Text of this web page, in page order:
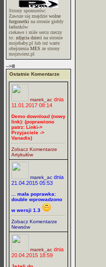
Strony sponsorów:
Zawsze się znajdzie wolne
furgonetki na stronie giełdy
ładunków
ciekawe i miłe sercu rzeczy
to: zdjęcia dzieci na stronie
mojebaby.pl lub też warte
obejrzenia MES ze strony
mojzwierz.pl
-->lll
Ostatnie Komentarze
marek_ac dnia
11.01.2017 08:14
Demo download (nowy
link): (poprawiono
patrz: Linki->
Przyjaciele ->
Vanadis)
Zobacz Komentarze
Artykułów
marek_ac dnia
21.04.2015 05:53
... mała poprawka:
double wprowadzono
w wersji 1.3
Zobacz Komentarze
Newsów
marek_ac dnia
20.04.2015 18:59